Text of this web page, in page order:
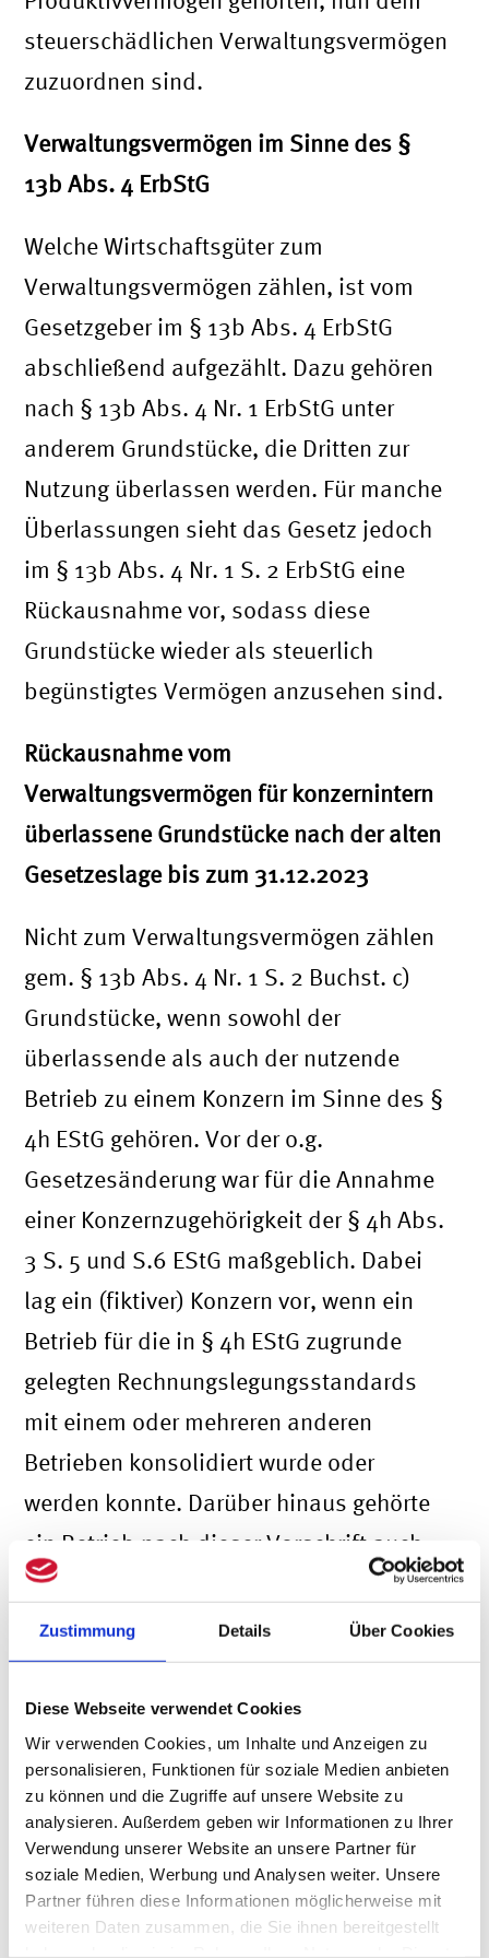
Zustimmung Details Über Cookies
Diese Webseite verwendet Cookies
Wir verwenden Cookies, um Inhalte und Anzeigen zu
personalisieren, Funktionen für soziale Medien anbieten
zu können und die Zugriffe auf unsere Website zu
analysieren. Außerdem geben wir Informationen zu Ihrer
Verwendung unserer Website an unsere Partner für
soziale Medien, Werbung und Analysen weiter. Unsere
Partner führen diese Informationen möglicherweise mit
weiteren Daten zusammen, die Sie ihnen bereitgestellt
steuerschädlichen Verwaltungsvermögen
zuzuordnen sind.
Verwaltungsvermögen im Sinne des §
13b Abs. 4 ErbStG
Welche Wirtschaftsgüter zum
Verwaltungsvermögen zählen, ist vom
Gesetzgeber im § 13b Abs. 4 ErbStG
abschließend aufgezählt. Dazu gehören
nach § 13b Abs. 4 Nr. 1 ErbStG unter
anderem Grundstücke, die Dritten zur
Nutzung überlassen werden. Für manche
Überlassungen sieht das Gesetz jedoch
im § 13b Abs. 4 Nr. 1 S. 2 ErbStG eine
Rückausnahme vor, sodass diese
Grundstücke wieder als steuerlich
begünstigtes Vermögen anzusehen sind.
Rückausnahme vom
Verwaltungsvermögen für konzernintern
überlassene Grundstücke nach der alten
Gesetzeslage bis zum 31.12.2023
Nicht zum Verwaltungsvermögen zählen
gem. § 13b Abs. 4 Nr. 1 S. 2 Buchst. c)
Grundstücke, wenn sowohl der
überlassende als auch der nutzende
Betrieb zu einem Konzern im Sinne des §
4h EStG gehören. Vor der o.g.
Gesetzesänderung war für die Annahme
einer Konzernzugehörigkeit der § 4h Abs.
3 S. 5 und S.6 EStG maßgeblich. Dabei
lag ein (fiktiver) Konzern vor, wenn ein
Betrieb für die in § 4h EStG zugrunde
gelegten Rechnungslegungsstandards
mit einem oder mehreren anderen
Betrieben konsolidiert wurde oder
werden konnte. Darüber hinaus gehörte
ein Betrieb nach dieser Vorschrift auch
zu einem Konzern, wenn seine Finanz-
und Geschäftspolitik mit einem oder
mehreren anderen Betrieben einheitlich
bestimmt werden konnte. Somit galten
Holdingstrukturen, die keinen
Konzernabschluss erstellten, aber einen
Konzernabschluss erstellen konnten,
zum Privilegierungskreis des § 13b Abs.
4 Nr. 1 S. 2 Buchst. c).